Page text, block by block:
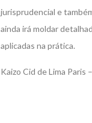
jurisprudencial e
ainda irá moldar
aplicadas na prática.
Kaizo Cid de Lima Paris